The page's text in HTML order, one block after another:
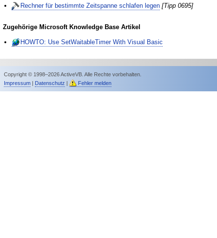
Rechner für bestimmte Zeitspanne schlafen legen [Tipp 0695]
Zugehörige Microsoft Knowledge Base Artikel
HOWTO: Use SetWaitableTimer With Visual Basic
Copyright © 1998–2026 ActiveVB. Alle Rechte vorbehalten.
Impressum| Datenschutz | Fehler melden